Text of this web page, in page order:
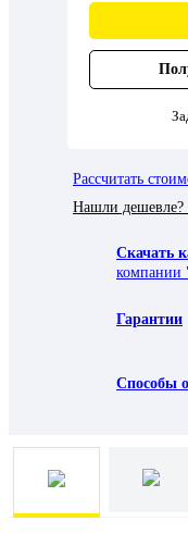
Рассчитать
Нашли дешевле?
Скачать
Гарантии
Способы